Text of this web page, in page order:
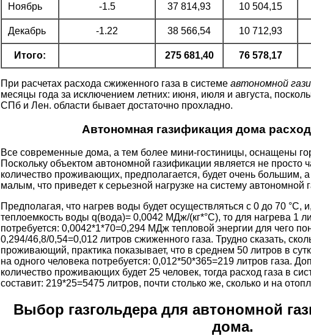
Итого: 275 681,40 76 578,17
Ноябрь -1.5 37 814,93 10 504,15
Декабрь -1.22 38 566,54 10 712,93
При расчетах расхода сжиженного газа в системе автономной
месяцы года за исключением летних: июня, июля и августа,
СПб и Лен. области бывает достаточно прохладно.
Автономная газификация дома расход
Все современные дома, а тем более мини-гостиницы, оснащены
Поскольку объектом автономной газификации является не просто
количество проживающих, предполагается, будет очень большим,
малым, что приведет к серьезной нагрузке на систему автономной
Предполагая, что нагрев воды будет осуществляться с 0 до 70 °C,
теплоемкость воды q(вода)= 0,0042 МДж/(кг*°C), то для нагрева 1
потребуется: 0,0042*1*70=0,294 МДж тепловой энергии для чего
0,294/46,8/0,54=0,012 литров сжиженного газа. Трудно сказать,
проживающий, практика показывает, что в среднем 50 литров в
на одного человека потребуется: 0,012*50*365=219 литров газа.
количество проживающих будет 25 человек, тогда расход газа в
составит: 219*25=5475 литров, почти столько же, сколько и на
Выбор газгольдера для автономной
дома.